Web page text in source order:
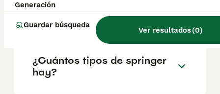
Generación
Guardar búsqueda
Ver resultados(0)
¿Diferencia entre cocker y
springer?
¿Cuántos tipos de springer
hay?